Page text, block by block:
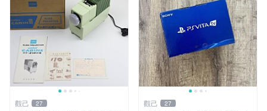
觀己 27 觀己 27